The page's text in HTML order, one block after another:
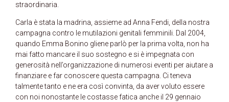
straordinaria.
Carla è stata la madrina, assieme ad Anna Fendi, della nostra
campagna contro le mutilazioni genitali femminili. Dal 2004,
quando Emma Bonino gliene parlò per la prima volta, non ha
mai fatto mancare il suo sostegno e si è impegnata con
generosità nell’organizzazione di numerosi eventi per aiutare a
finanziare e far conoscere questa campagna. Ci teneva
talmente tanto e ne era così convinta, da aver voluto essere
con noi nonostante le costasse fatica anche il 29 gennaio